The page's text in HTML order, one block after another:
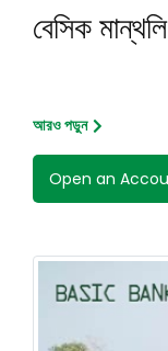
বেসিক
আরও পড়ুন
Open an